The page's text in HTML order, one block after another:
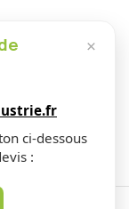
×
ci-dessous
: